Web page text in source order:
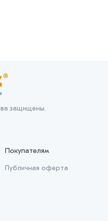
Покупателям
Публичная оферта
защищены.